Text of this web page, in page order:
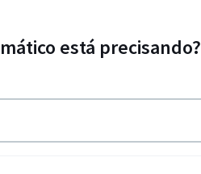
está precisando?